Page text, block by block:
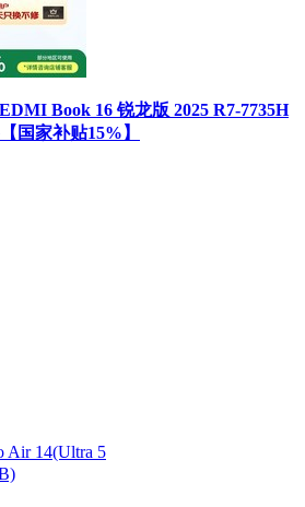
Book 16 锐龙版 2025 R7-7735H
国家补贴15%】